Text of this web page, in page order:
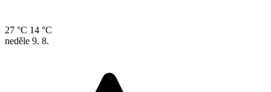
27 °C 14 °C
neděle 9. 8.